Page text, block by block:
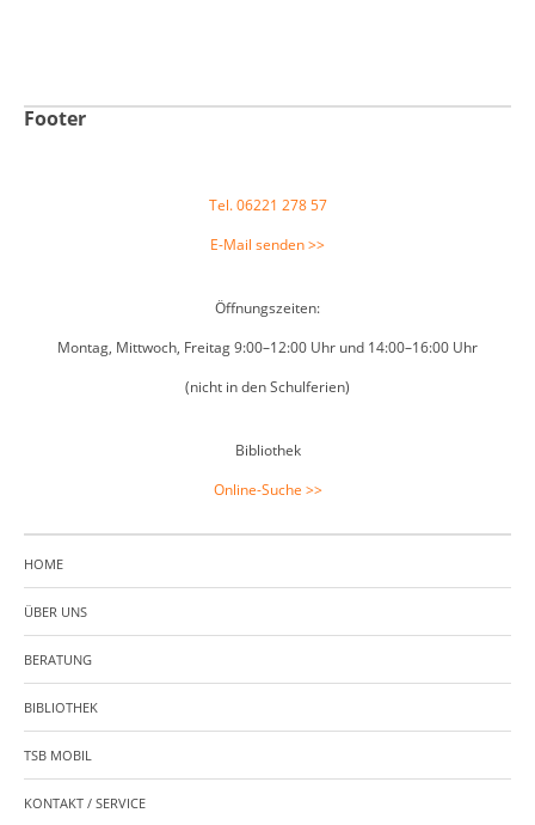
Footer
Tel. 06221 278 57
E-Mail senden >>
Öffnungszeiten:
Montag, Mittwoch, Freitag 9:00–12:00 Uhr und 14:00–16:00 Uhr
(nicht in den Schulferien)
Bibliothek
Online-Suche >>
HOME
ÜBER UNS
BERATUNG
BIBLIOTHEK
TSB MOBIL
KONTAKT / SERVICE